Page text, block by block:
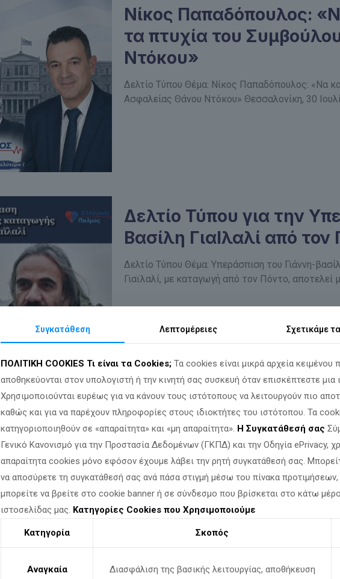
Νίκος Παπαδόπουλος:
τα πτυχία του
Ντόκου»
Δελτίο Τύπου Θέμα: Νίκος Παπαδόπουλος: «Να
Ασφαλείας Θάνου Ντόκου» Θεσσαλονίκη, 30
Δελτίο Τύπου για την
Βασίλη ΓιαΙλαλί από τον
Δελτίο Τύπου Θέμα: Υπεράσπιση του Γιάννη-
Γιαϊλαλί, με καταγωγή από τον Πόντο, αποτελεί
Νίκος Παπαδόπουλος: Ο
αποτέλεσμα!
του Προσωπικού Αριθμού
Δελτίο Τύπου Θέμα: Ο αγώνας στη Βουλή
Προσωπικού Αριθμού.» Θεσσαλονίκη, 16
Συγκατάθεση Λεπτομέρειες Σχετικάμε
ΠΟΛΙΤΙΚΗ COOKIES Τι είναι τα Cookies; Τα cookies είναι μικρά αρχεία κειμένου
αποθηκεύονται στον υπολογιστή ή την κινητή σας συσκευή όταν επισκέπτεστε μια
Χρησιμοποιούνται ευρέως για να κάνουν τους ιστότοπους να λειτουργούν πιο
καθώς και για να παρέχουν πληροφορίες στους ιδιοκτήτες του ιστότοπου. Τα
κατηγοριοποιηθούν σε «απαραίτητα» και «μη απαραίτητα». Η Συγκατάθεσή σας
Γενικό Κανονισμό για την Προστασία Δεδομένων (ΓΚΠΔ) και την Οδηγία ePrivacy,
απαραίτητα cookies μόνο εφόσον έχουμε λάβει την ρητή συγκατάθεσή σας.
να αποσύρετε τη συγκατάθεσή σας ανά πάσα στιγμή μέσω του πίνακα
μπορείτε να βρείτε στο cookie banner ή σε σύνδεσμο που βρίσκεται στο κάτω
ιστοσελίδας μας. Κατηγορίες Cookies που Χρησιμοποιούμε
Κατηγορία Σκοπός
Αναγκαία
Διασφάλιση της βασικής λειτουργίας, αποθήκευση